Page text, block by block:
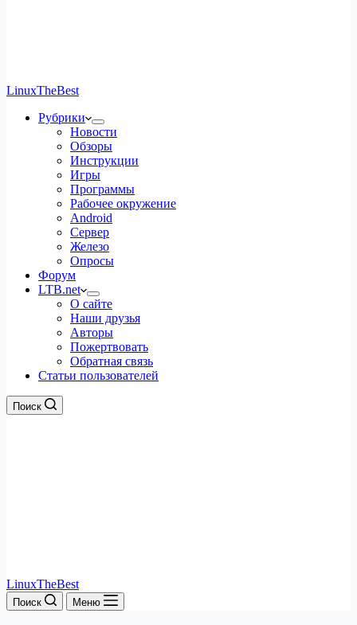
LinuxTheBest
Рубрики
Новости
Обзоры
Инструкции
Игры
Программы
Рабочее окружение
Android
Сервер
Железо
Опросы
Форум
LTB.net
О сайте
Наши друзья
Авторы
Пожертвовать
Обратная связь
Статьи пользователей
Поиск
LinuxTheBest
Поиск Меню